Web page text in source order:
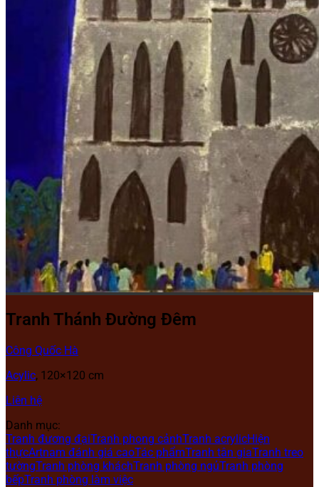
Tranh Thánh Đường Đêm
Công Quốc Hà
Acylic, 120×120 cm
Liên hệ
Danh mục:
Tranh đương đạiTranh phong cảnhTranh acrylicHiện
thựcArtnam đánh giá caoTác phẩmTranh tân giaTranh treo
tườngTranh phòng kháchTranh phòng ngủTranh phòng
bếpTranh phòng làm việc